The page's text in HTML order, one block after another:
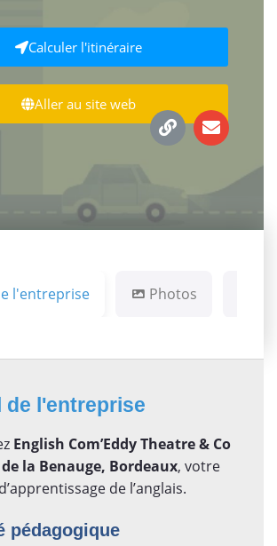
Calculer l'itinéraire
Aller au site web
l'entreprise Photos
de l'entreprise
English Com’Eddy Theatre & Co
la Benauge, Bordeaux, votre
de l’anglais.
pédagogique